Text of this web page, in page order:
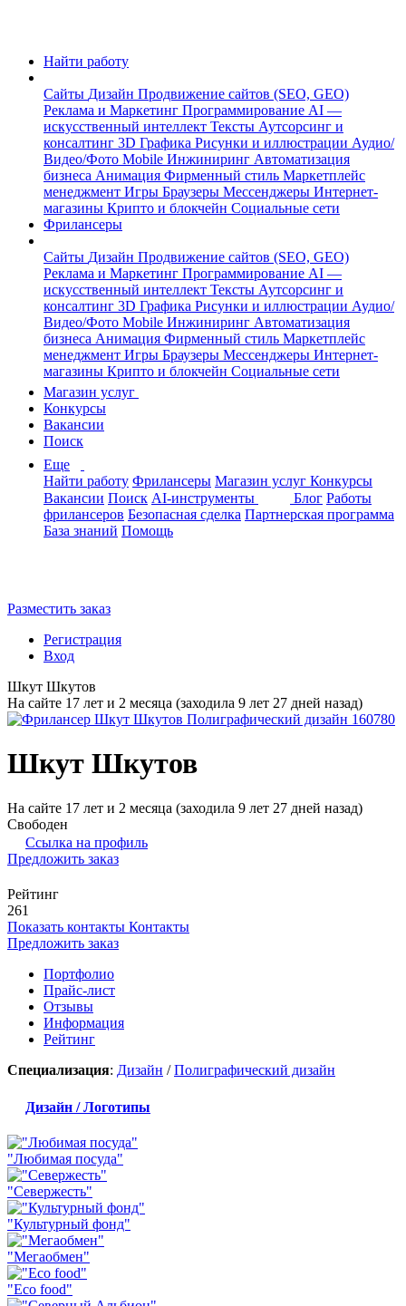
Найти работу
Сайты Дизайн Продвижение сайтов (SEO, GEO)
Реклама и Маркетинг Программирование AI —
искусственный интеллект Тексты Аутсорсинг и
консалтинг 3D Графика Рисунки и иллюстрации Аудио/
Видео/Фото Mobile Инжиниринг Автоматизация
бизнеса Анимация Фирменный стиль Маркетплейс
менеджмент Игры Браузеры Мессенджеры Интернет-
магазины Крипто и блокчейн Социальные сети
Фрилансеры
Сайты Дизайн Продвижение сайтов (SEO, GEO)
Реклама и Маркетинг Программирование AI —
искусственный интеллект Тексты Аутсорсинг и
консалтинг 3D Графика Рисунки и иллюстрации Аудио/
Видео/Фото Mobile Инжиниринг Автоматизация
бизнеса Анимация Фирменный стиль Маркетплейс
менеджмент Игры Браузеры Мессенджеры Интернет-
магазины Крипто и блокчейн Социальные сети
Магазин услуг
Конкурсы
Вакансии
Поиск
Еще
Найти работу Фрилансеры Магазин услуг Конкурсы
Вакансии Поиск AI-инструменты Блог Работы
фрилансеров Безопасная сделка Партнерская программа
База знаний Помощь
Разместить заказ
Регистрация
Вход
Шкут Шкутов
На сайте 17 лет и 2 месяца (заходила 9 лет 27 дней назад)
Шкут Шкутов
На сайте 17 лет и 2 месяца (заходила 9 лет 27 дней назад)
Свободен
Ссылка на профиль
Предложить заказ
Рейтинг
261
Показать контакты Контакты
Предложить заказ
Портфолио
Прайс-лист
Отзывы
Информация
Рейтинг
Специализация: Дизайн /Полиграфический дизайн
Дизайн / Логотипы
"Любимая посуда"
"Севержесть"
"Культурный фонд"
"Мегаобмен"
"Eco food"